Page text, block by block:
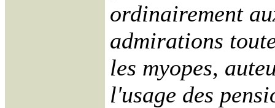
ordinairement
admirations
les myopes,
l'usage des